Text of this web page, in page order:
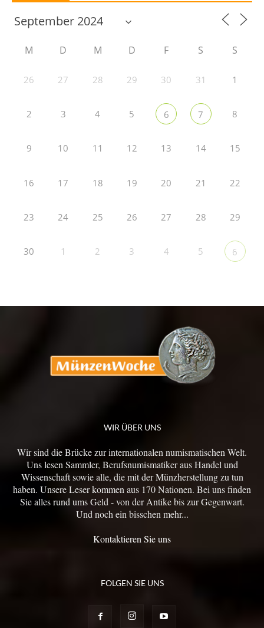
M D M D F S S
26 27 28 29 30 31 1
2 3 4 5 6 7 8
9 10 11 12 13 14 15
16 17 18 19 20 21 22
23 24 25 26 27 28 29
30 1 2 3 4 5 6
WIR ÜBER UNS
Wir sind die Brücke zur internationalen numismatischen Welt.
Uns lesen Sammler, Berufsnumismatiker aus Handel und
Wissenschaft sowie alle, die mit der Münzherstellung zu tun
haben. Unsere Leser kommen aus 170 Nationen. Bei uns finden
Sie alles rund ums Geld - von der Antike bis zur Gegenwart.
Und noch ein bisschen mehr...
Kontaktieren Sie uns
FOLGEN SIE UNS